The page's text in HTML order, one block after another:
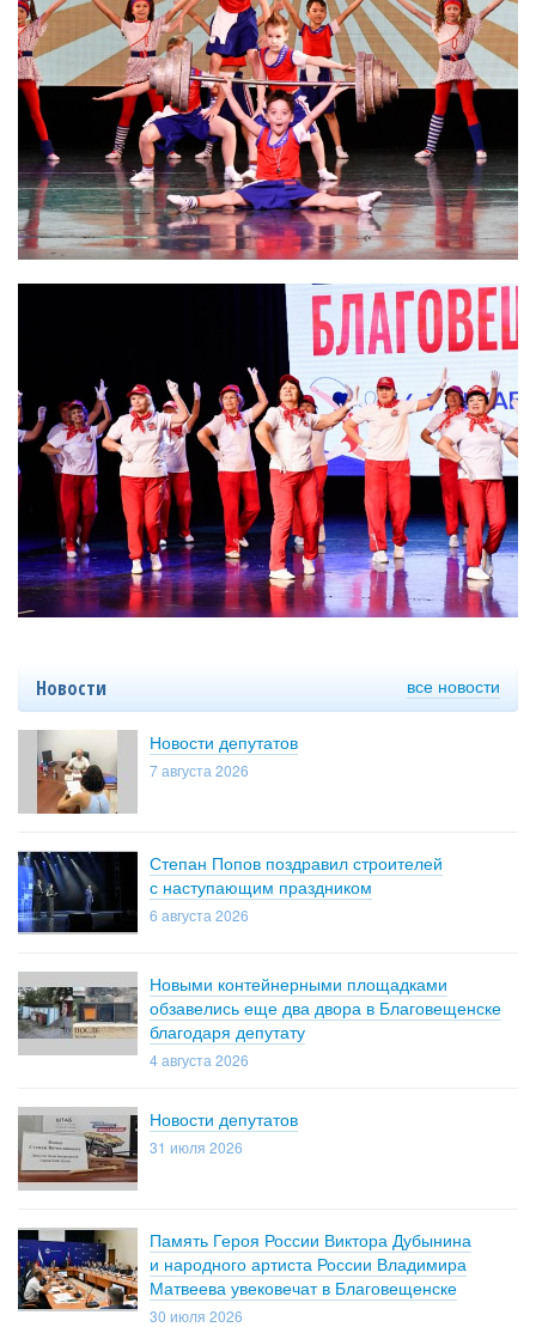
Новости все новости
Новости депутатов
7 августа 2026
Степан Попов поздравил строителей
с наступающим праздником
6 августа 2026
Новыми контейнерными площадками
обзавелись еще два двора в Благовещенске
благодаря депутату
4 августа 2026
Новости депутатов
31 июля 2026
Память Героя России Виктора Дубынина
и народного артиста России Владимира
Матвеева увековечат в Благовещенске
30 июля 2026